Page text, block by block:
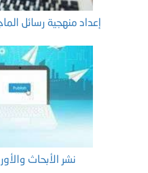
إعداد منهجية رسائل
نشر الأبحاث